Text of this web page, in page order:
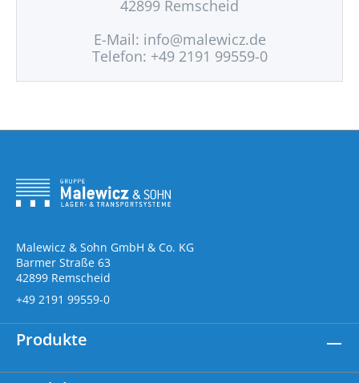
42899 Remscheid
E-Mail: info@malewicz.de
Telefon: +49 2191 99559-0
Malewicz & Sohn GmbH & Co. KG
Barmer Straße 63
42899 Remscheid
+49 2191 99559-0
Produkte